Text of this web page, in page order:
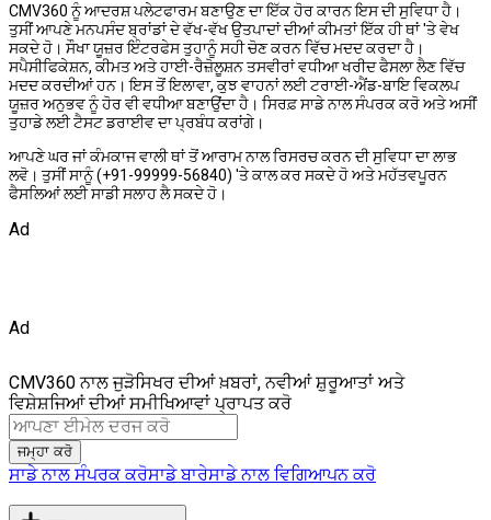
CMV360 ਨੂੰ ਆਦਰਸ਼ ਪਲੇਟਫਾਰਮ ਬਣਾਉਣ ਦਾ ਇੱਕ ਹੋਰ ਕਾਰਨ ਇਸ ਦੀ ਸੁਵਿਧਾ ਹੈ।
ਤੁਸੀਂ ਆਪਣੇ ਮਨਪਸੰਦ ਬ੍ਰਾਂਡਾਂ ਦੇ ਵੱਖ-ਵੱਖ ਉਤਪਾਦਾਂ ਦੀਆਂ ਕੀਮਤਾਂ ਇੱਕ ਹੀ ਥਾਂ 'ਤੇ ਵੇਖ
ਸਕਦੇ ਹੋ। ਸੌਖਾ ਯੂਜ਼ਰ ਇੰਟਰਫੇਸ ਤੁਹਾਨੂੰ ਸਹੀ ਚੋਣ ਕਰਨ ਵਿੱਚ ਮਦਦ ਕਰਦਾ ਹੈ।
ਸਪੈਸੀਫਿਕੇਸ਼ਨ, ਕੀਮਤ ਅਤੇ ਹਾਈ-ਰੈਜ਼ੋਲੂਸ਼ਨ ਤਸਵੀਰਾਂ ਵਧੀਆ ਖਰੀਦ ਫੈਸਲਾ ਲੈਣ ਵਿੱਚ
ਮਦਦ ਕਰਦੀਆਂ ਹਨ। ਇਸ ਤੋਂ ਇਲਾਵਾ, ਕੁਝ ਵਾਹਨਾਂ ਲਈ ਟਰਾਈ-ਐਂਡ-ਬਾਇ ਵਿਕਲਪ
ਯੂਜ਼ਰ ਅਨੁਭਵ ਨੂੰ ਹੋਰ ਵੀ ਵਧੀਆ ਬਣਾਉਂਦਾ ਹੈ। ਸਿਰਫ਼ ਸਾਡੇ ਨਾਲ ਸੰਪਰਕ ਕਰੋ ਅਤੇ ਅਸੀਂ
ਤੁਹਾਡੇ ਲਈ ਟੈਸਟ ਡਰਾਈਵ ਦਾ ਪ੍ਰਬੰਧ ਕਰਾਂਗੇ।
ਆਪਣੇ ਘਰ ਜਾਂ ਕੰਮਕਾਜ ਵਾਲੀ ਥਾਂ ਤੋਂ ਆਰਾਮ ਨਾਲ ਰਿਸਰਚ ਕਰਨ ਦੀ ਸੁਵਿਧਾ ਦਾ ਲਾਭ
ਲਵੋ। ਤੁਸੀਂ ਸਾਨੂੰ (+91-99999-56840) 'ਤੇ ਕਾਲ ਕਰ ਸਕਦੇ ਹੋ ਅਤੇ ਮਹੱਤਵਪੂਰਨ
ਫੈਸਲਿਆਂ ਲਈ ਸਾਡੀ ਸਲਾਹ ਲੈ ਸਕਦੇ ਹੋ।
Ad
Ad
CMV360 ਨਾਲ ਜੁੜੋਸਿਖਰ ਦੀਆਂ ਖ਼ਬਰਾਂ, ਨਵੀਆਂ ਸ਼ੁਰੂਆਤਾਂ ਅਤੇ
ਵਿਸ਼ੇਸ਼ਜਿਆਂ ਦੀਆਂ ਸਮੀਖਿਆਵਾਂ ਪ੍ਰਾਪਤ ਕਰੋ
ਜਮ੍ਹਾ ਕਰੋ
ਸਾਡੇ ਨਾਲ ਸੰਪਰਕ ਕਰੋਸਾਡੇ ਬਾਰੇਸਾਡੇ ਨਾਲ ਵਿਗਿਆਪਨ ਕਰੋ